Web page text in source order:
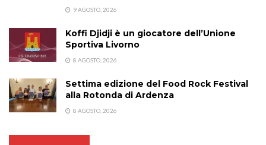
9 AGOSTO, 2026
Koffi Djidji è un giocatore dell’Unione
Sportiva Livorno
8 AGOSTO, 2026
Settima edizione del Food Rock Festival
alla Rotonda di Ardenza
8 AGOSTO, 2026